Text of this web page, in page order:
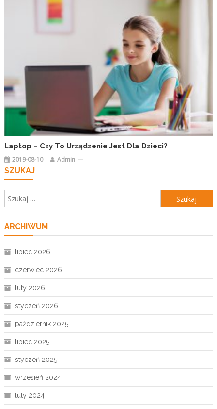
Laptop – Czy To Urządzenie Jest Dla Dzieci?
2019-08-10 Admin
SZUKAJ
Szukaj:
ARCHIWUM
lipiec 2026
czerwiec 2026
luty 2026
styczeń 2026
październik 2025
lipiec 2025
styczeń 2025
wrzesień 2024
luty 2024